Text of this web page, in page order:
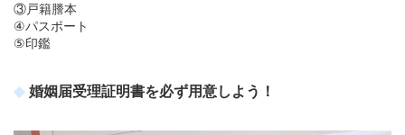
③戸籍謄本
④パスポート
⑤印鑑
婚姻届受理証明書を必ず用意しよう！